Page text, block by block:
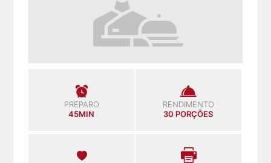
PREPARO
45MIN
RENDIMENTO
30 PORÇÕES